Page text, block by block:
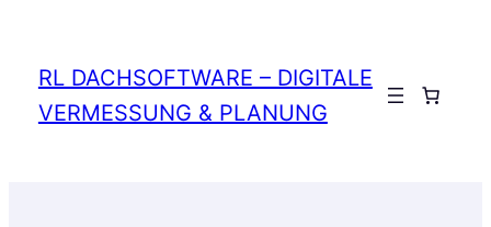
springen
RL DACHSOFTWARE – DIGITALE
VERMESSUNG & PLANUNG
Anmelden